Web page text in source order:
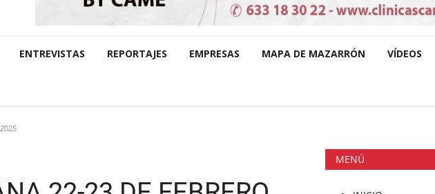
ENTREVISTAS REPORTAJES EMPRESAS MAPA DE MAZARRÓN VÍDEOS
MENÚ